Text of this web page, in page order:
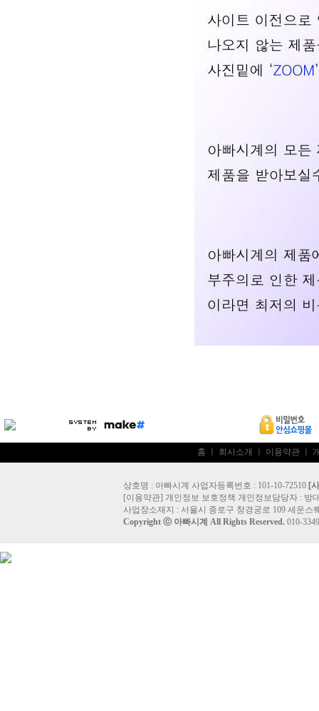
홈 회사소개 이용약관
상호명 : 아빠시계 사업자등록번호 : 101-10-72510 [
[이용약관] 개인정보 보호정책 개인정보담당자 : 방
사업장소재지 : 서울시 종로구 창경궁로 109 세운스
Copyright ⓒ 아빠시계 All Rights Reserved. 010-